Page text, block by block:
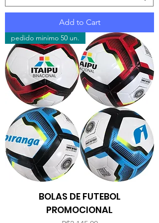
Add to Cart
pedido minimo 50 un.
BOLAS DE FUTEBOL
PROMOCIONAL